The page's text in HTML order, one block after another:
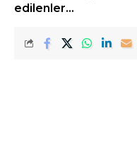
edilenler...